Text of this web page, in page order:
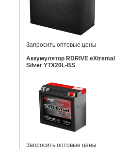
Запросить оптовые цены
Аккумулятор RDRIVE eXtremal
Silver YTX20L-BS
Запросить оптовые цены